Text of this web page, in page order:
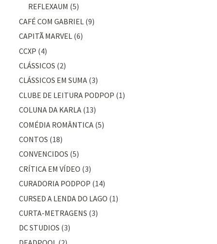
REFLEXAUM (5)
CAFÉ COM GABRIEL (9)
CAPITÃ MARVEL (6)
CCXP (4)
CLÁSSICOS (2)
CLÁSSICOS EM SUMA (3)
CLUBE DE LEITURA PODPOP (1)
COLUNA DA KARLA (13)
COMÉDIA ROMÂNTICA (5)
CONTOS (18)
CONVENCIDOS (5)
CRÍTICA EM VÍDEO (3)
CURADORIA PODPOP (14)
CURSED A LENDA DO LAGO (1)
CURTA-METRAGENS (3)
DC STUDIOS (3)